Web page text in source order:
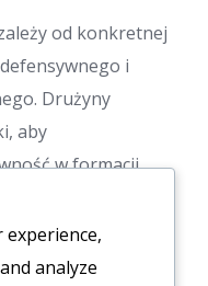
od konkretnej
i
Drużyny
aby
w formacji
analyze